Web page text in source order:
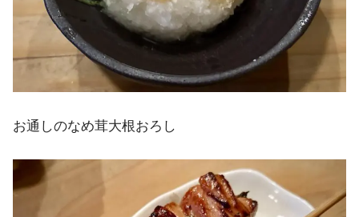
お通しのなめ茸大根おろし